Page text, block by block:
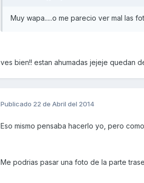
Muy wapa.....o me parecio ver mal las
ves bien!! estan ahumadas jejeje quedan
Publicado 22 de Abril del 2014
Eso mismo pensaba hacerlo yo, pero
Me podrias pasar una foto de la parte